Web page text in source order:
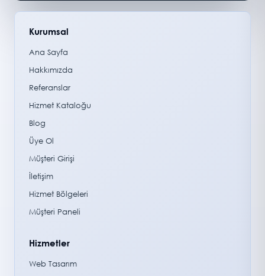
Kurumsal
Ana Sayfa
Hakkımızda
Referanslar
Hizmet Kataloğu
Blog
Üye Ol
Müşteri Girişi
İletişim
Hizmet Bölgeleri
Müşteri Paneli
Hizmetler
Web Tasarım